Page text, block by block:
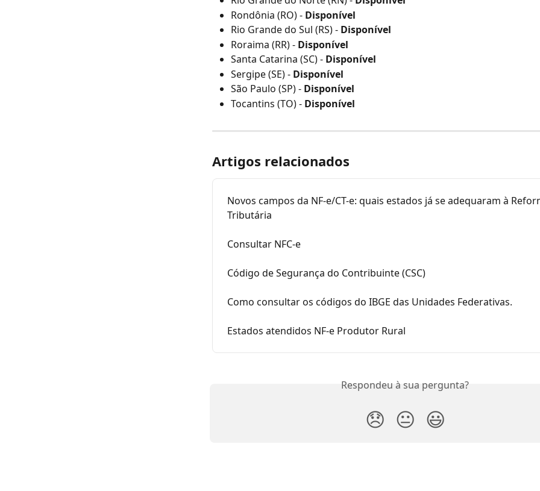
Rondônia (RO) - Disponível
Rio Grande do Sul (RS) - Disponível
Roraima (RR) - Disponível
Santa Catarina (SC) - Disponível
Sergipe (SE) - Disponível
São Paulo (SP) - Disponível
Tocantins (TO) - Disponível
Artigos relacionados
Novos campos da NF-e/CT-e: quais estados já se adequaram à
Tributária
Consultar NFC-e
Código de Segurança do Contribuinte (CSC)
Como consultar os códigos do IBGE das Unidades Federativas.
Estados atendidos NF-e Produtor Rural
Respondeu à sua pergunta?
😞 😐 😃